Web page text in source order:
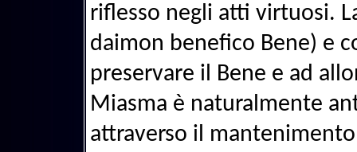
riflesso negli atti virtuosi.
daimon benefico Bene) e
preservare il Bene e ad
Miasma è naturalmente
attraverso il